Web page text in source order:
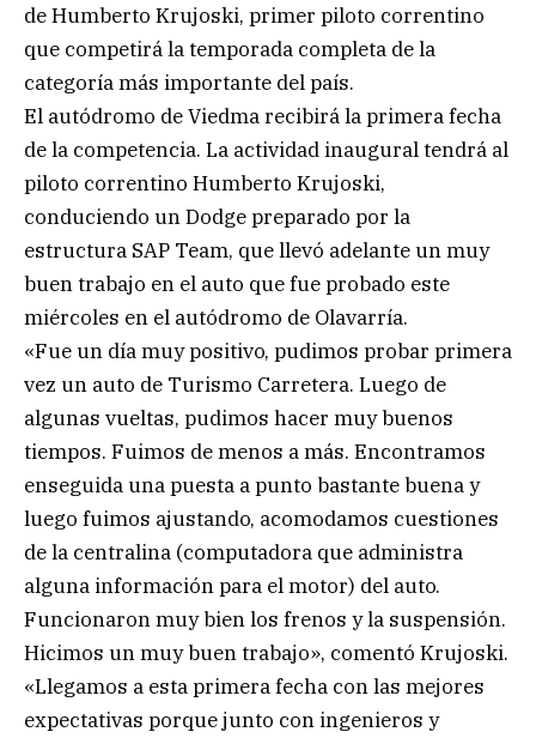
de Humberto Krujoski, primer piloto correntino
que competirá la temporada completa de la
categoría más importante del país.
El autódromo de Viedma recibirá la primera fecha
de la competencia. La actividad inaugural tendrá al
piloto correntino Humberto Krujoski,
conduciendo un Dodge preparado por la
estructura SAP Team, que llevó adelante un muy
buen trabajo en el auto que fue probado este
miércoles en el autódromo de Olavarría.
«Fue un día muy positivo, pudimos probar primera
vez un auto de Turismo Carretera. Luego de
algunas vueltas, pudimos hacer muy buenos
tiempos. Fuimos de menos a más. Encontramos
enseguida una puesta a punto bastante buena y
luego fuimos ajustando, acomodamos cuestiones
de la centralina (computadora que administra
alguna información para el motor) del auto.
Funcionaron muy bien los frenos y la suspensión.
Hicimos un muy buen trabajo», comentó Krujoski.
«Llegamos a esta primera fecha con las mejores
expectativas porque junto con ingenieros y